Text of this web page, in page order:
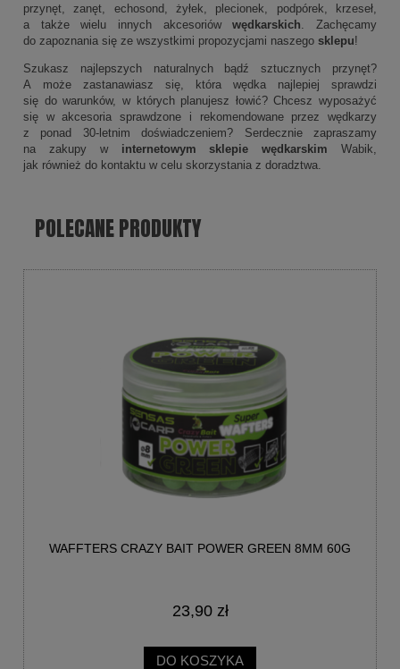
przynęt, zanęt, echosond, żyłek, plecionek, podpórek, krzeseł,
a także wielu innych akcesoriówwędkarskich . Zachęcamy
do zapoznania się ze wszystkimi propozycjami naszego sklepu!
Szukasz najlepszych naturalnych bądź sztucznych przynęt?
A może zastanawiasz się, która wędka najlepiej sprawdzi
się do warunków, w których planujesz łowić? Chcesz wyposażyć
się w akcesoria sprawdzone i rekomendowane przez wędkarzy
z ponad 30-letnim doświadczeniem? Serdecznie zapraszamy
na zakupy w internetowym sklepie wędkarskim Wabik,
jak również do kontaktu w celu skorzystania z doradztwa.
POLECANE PRODUKTY
WAFFTERS CRAZY BAIT POWER GREEN 8MM 60G
23,90 zł
DO KOSZYKA